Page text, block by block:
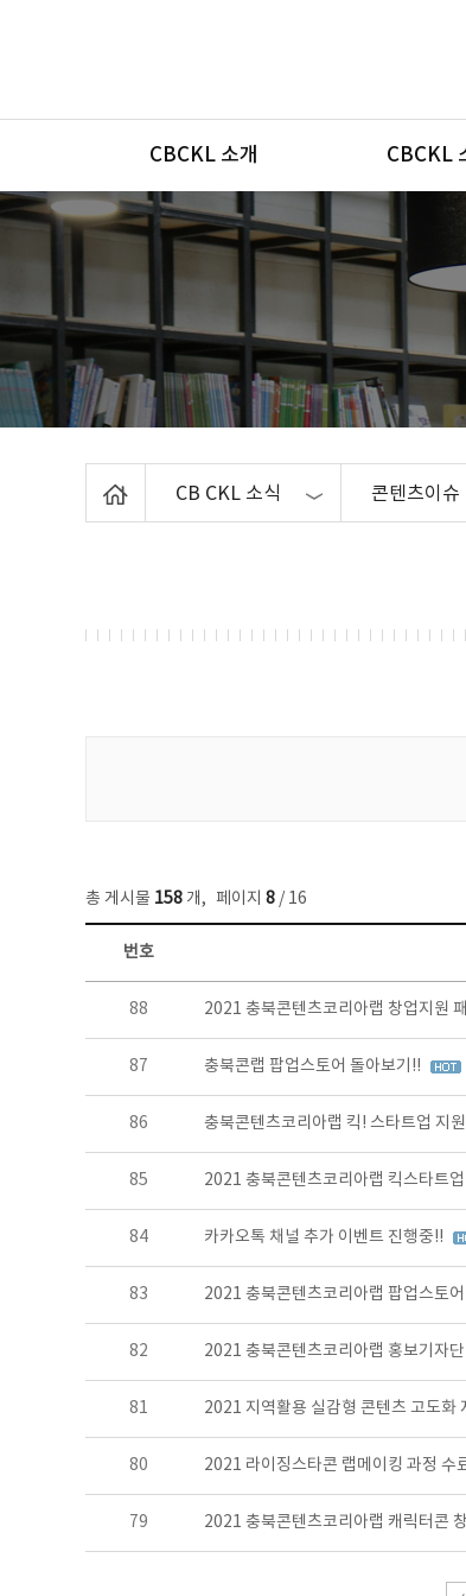
메뉴
CBCKL 소개 CBCKL
CB CKL 소식 콘텐츠이슈
총 게시물 158 개, 페이지 8 / 16
콘텐츠이슈 목록 - 번호, 제목, 작성자, 파일, 조회수, 작성일 정보 제공
번호
88 2021 충북콘텐츠코리아랩 창업지원
87 충북콘랩 팝업스토어 돌아보기!!
86 충북콘텐츠코리아랩 킥! 스타트업 지
85 2021 충북콘텐츠코리아랩 킥스타트업
84 카카오톡 채널 추가 이벤트 진행중!!
83 2021 충북콘텐츠코리아랩 팝업스토
82 2021 충북콘텐츠코리아랩 홍보기자
81 2021 지역활용 실감형 콘텐츠 고도화
80 2021 라이징스타콘 랩메이킹 과정 수
79 2021 충북콘텐츠코리아랩 캐릭터콘